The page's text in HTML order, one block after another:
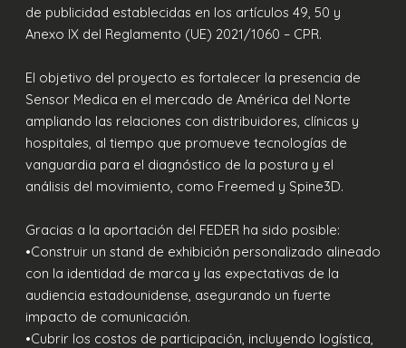
de publicidad establecidas en los artículos 49, 50 y
Anexo IX del Reglamento (UE) 2021/1060 – CPR.
El objetivo del proyecto es fortalecer la presencia de
Sensor Medica en el mercado de América del Norte
ampliando las relaciones con distribuidores, clínicas y
hospitales, al tiempo que promueve tecnologías de
vanguardia para el diagnóstico de la postura y el
análisis del movimiento, como Freemed y Spine3D.
Gracias a la aportación del FEDER ha sido posible:
•Construir un stand de exhibición personalizado alineado
con la identidad de marca y las expectativas de la
audiencia estadounidense, asegurando un fuerte
impacto de comunicación.
•Cubrir los costos de participación, incluyendo logística,